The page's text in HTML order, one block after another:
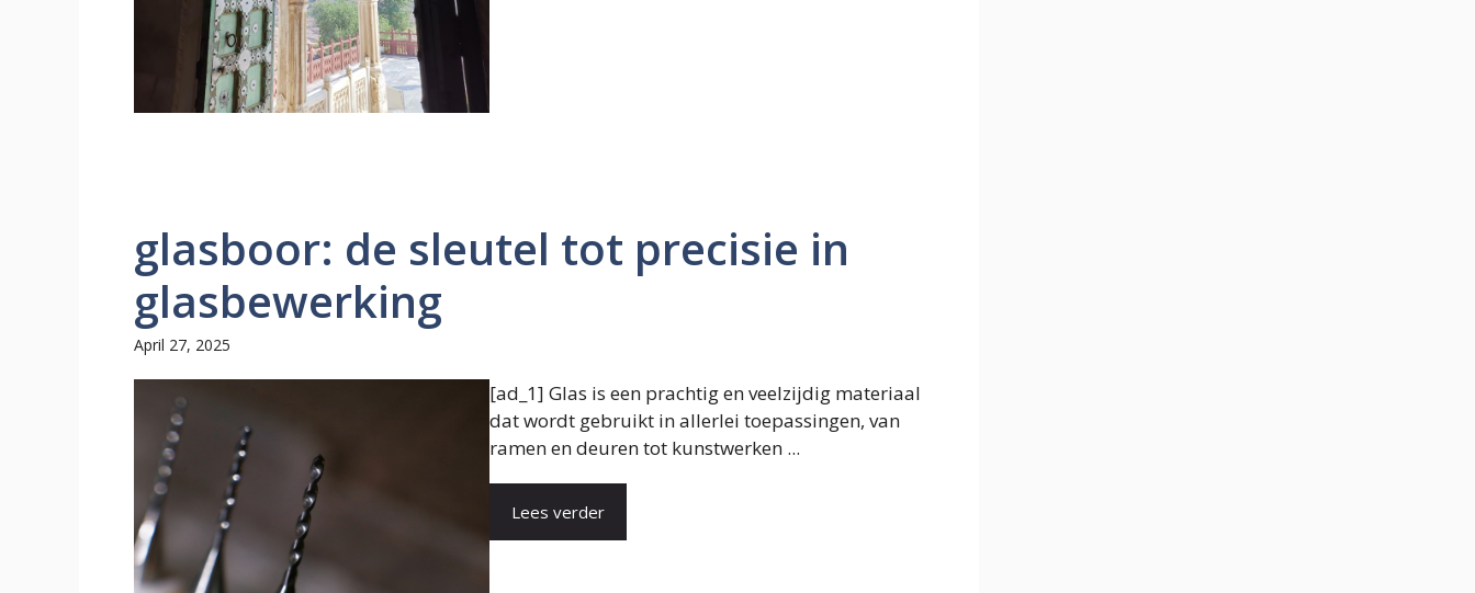
glasboor: de sleutel tot precisie in
glasbewerking
April 27, 2025
[ad_1] Glas is een prachtig en veelzijdig materiaal
dat wordt gebruikt in allerlei toepassingen, van
ramen en deuren tot kunstwerken ...
Lees verder